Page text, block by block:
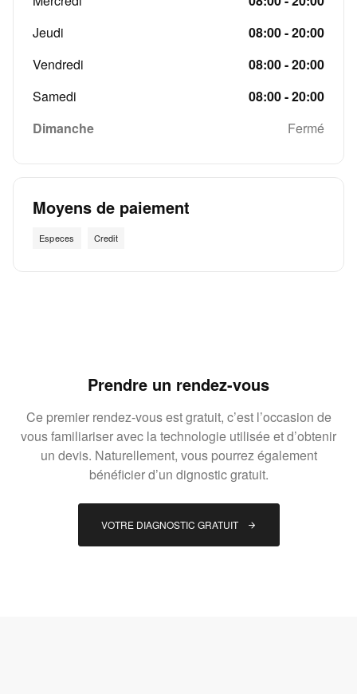
Jeudi
08:00 - 20:00
Vendredi
08:00 - 20:00
Samedi
08:00 - 20:00
Dimanche
Fermé
Moyens de paiement
Especes Credit
Prendre un rendez-vous
Ce premier rendez-vous est gratuit, c’est l’occasion de
vous familiariser avec la technologie utilisée et d’obtenir
un devis. Naturellement, vous pourrez également
bénéficier d’un dignostic gratuit.
VOTRE DIAGNOSTIC GRATUIT